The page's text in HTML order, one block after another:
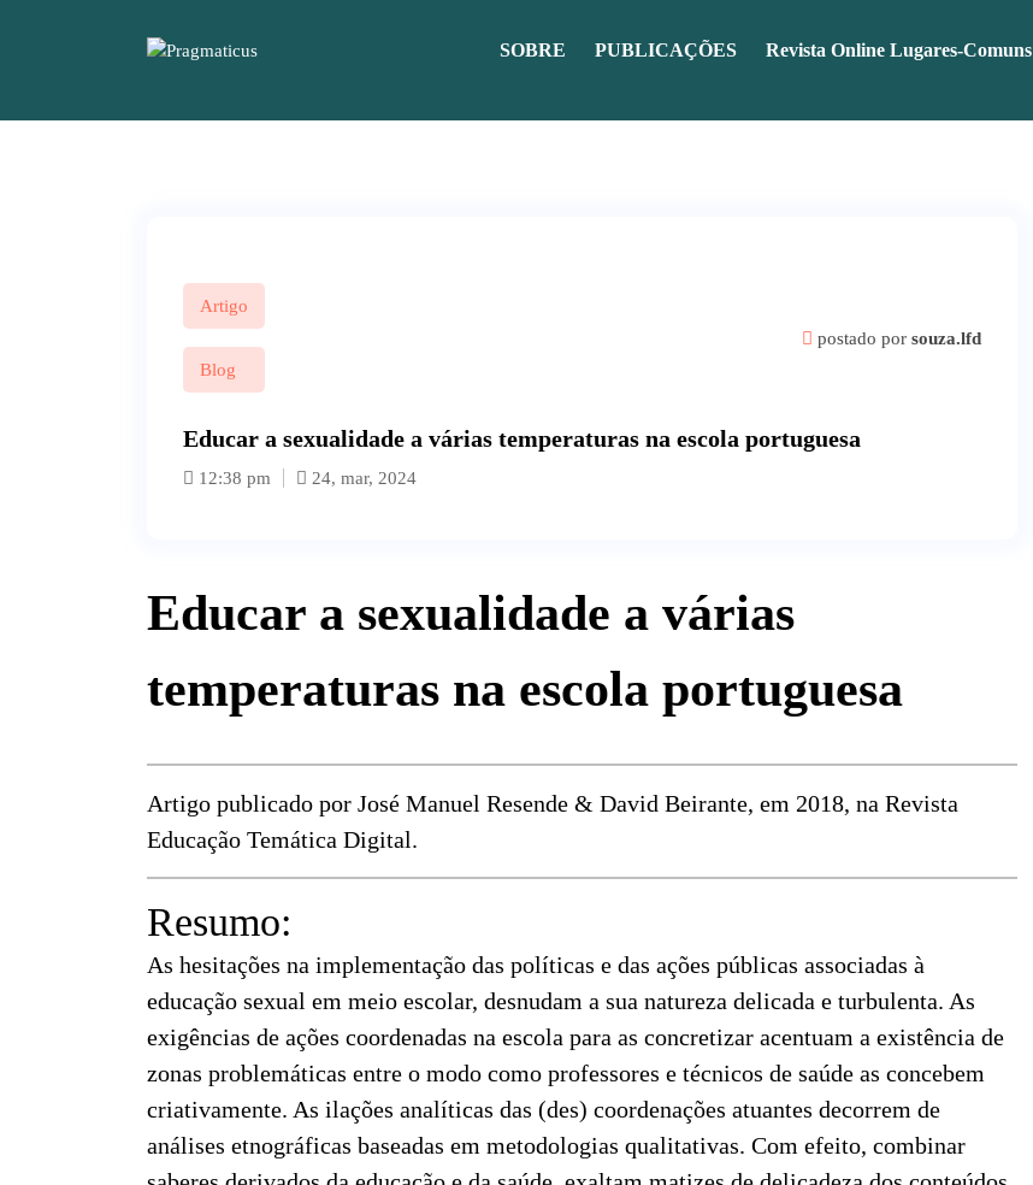
r
SOBRE PUBLICAÇÕES Revista Online Lugares-Comuns
Artigo
Blog
postado porsouza.lfd
Educar a sexualidade a várias temperaturas na escola portuguesa
12:38 pm 24, mar, 2024
Educar a sexualidade a várias
temperaturas na escola portuguesa
Artigo publicado por José Manuel Resende & David Beirante, em 2018, na Revista
Educação Temática Digital.
Resumo:
As hesitações na implementação das políticas e das ações públicas associadas à
educação sexual em meio escolar, desnudam a sua natureza delicada e turbulenta. As
exigências de ações coordenadas na escola para as concretizar acentuam a existência de
zonas problemáticas entre o modo como professores e técnicos de saúde as concebem
criativamente. As ilações analíticas das (des) coordenações atuantes decorrem de
análises etnográficas baseadas em metodologias qualitativas. Com efeito, combinar